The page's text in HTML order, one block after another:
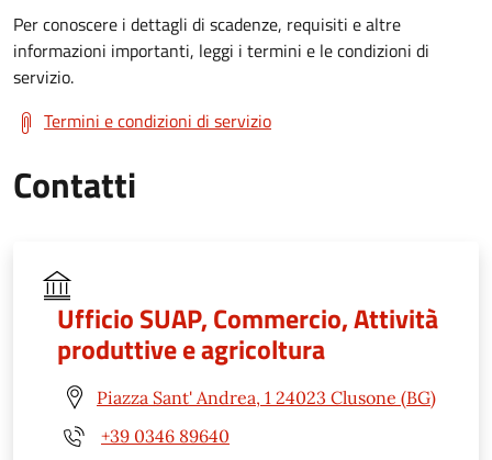
Per conoscere i dettagli di scadenze, requisiti e altre
informazioni importanti, leggi i termini e le condizioni di
servizio.
Termini e condizioni di servizio
Contatti
Ufficio SUAP, Commercio, Attività
produttive e agricoltura
Piazza Sant' Andrea, 1 24023 Clusone (BG)
+39 0346 89640